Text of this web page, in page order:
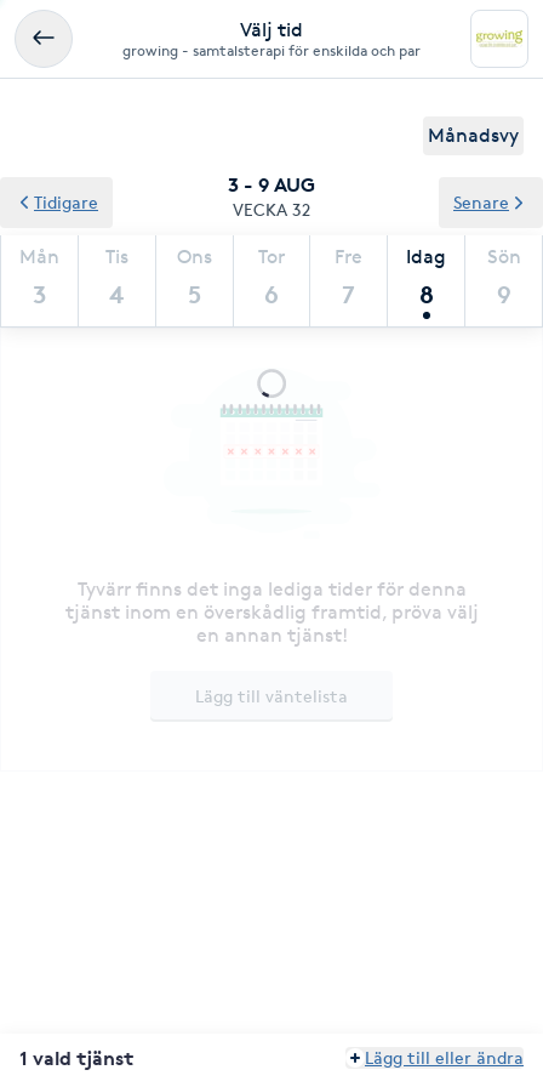
Välj tid
growing - samtalsterapi för enskilda och par
Månadsvy
3 - 9 AUG
VECKA 32
Mån
3
Tis
4
Ons
5
Tor
6
Fre
7
Idag
8
Sön
9
Tidigare Senare
Tyvärr finns det inga lediga tider för denna
tjänst inom en överskådlig framtid, pröva välj
en annan tjänst!
Lägg till väntelista
1 vald tjänst Lägg till eller ändra